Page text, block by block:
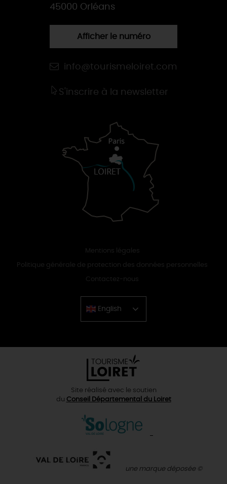
45000 Orléans
Afficher le numéro
info@tourismeloiret.com
S'inscrire à la newsletter
Mentions légales
Politique générale de protection des données personnelles
Contactez-nous
English
Chinese
Site réalisé avec le soutien
du Conseil Départemental du Loiret
une marque déposée ©